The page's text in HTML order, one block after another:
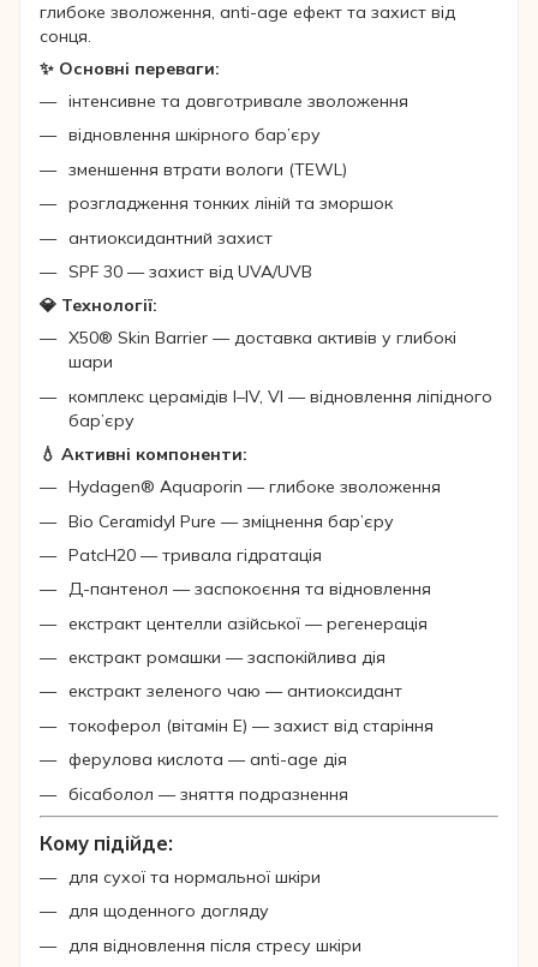
глибоке зволоження, anti-age ефект та захист від
сонця.
✨ Основні переваги:
інтенсивне та довготривале зволоження
відновлення шкірного бар’єру
зменшення втрати вологи (TEWL)
розгладження тонких ліній та зморшок
антиоксидантний захист
SPF 30 — захист від UVA/UVB
💎 Технології:
X50® Skin Barrier — доставка активів у глибокі
шари
комплекс церамідів I–IV, VI — відновлення ліпідного
бар’єру
💧 Активні компоненти:
Hydagen® Aquaporin — глибоке зволоження
Bio Ceramidyl Pure — зміцнення бар’єру
PatcH20 — тривала гідратація
Д-пантенол — заспокоєння та відновлення
екстракт центелли азійської — регенерація
екстракт ромашки — заспокійлива дія
екстракт зеленого чаю — антиоксидант
токоферол (вітамін Е) — захист від старіння
ферулова кислота — anti-age дія
бісаболол — зняття подразнення
Кому підійде:
для сухої та нормальної шкіри
для щоденного догляду
для відновлення після стресу шкіри